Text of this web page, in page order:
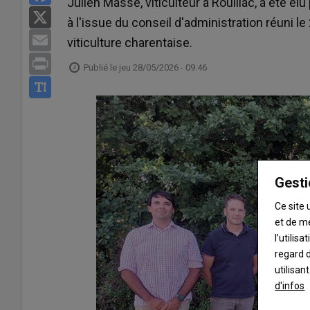
Email
Print
à l'issue du conseil d'administration réuni
viticulture charentaise.
Publié le jeu 28/05/2026 - 09:46
Ce site
et de
regard
d'infos